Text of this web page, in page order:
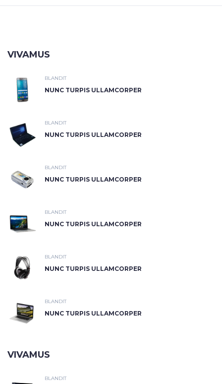
VIVAMUS
BLANDIT
NUNC TURPIS ULLAMCORPER
BLANDIT
NUNC TURPIS ULLAMCORPER
BLANDIT
NUNC TURPIS ULLAMCORPER
BLANDIT
NUNC TURPIS ULLAMCORPER
BLANDIT
NUNC TURPIS ULLAMCORPER
BLANDIT
NUNC TURPIS ULLAMCORPER
VIVAMUS
BLANDIT